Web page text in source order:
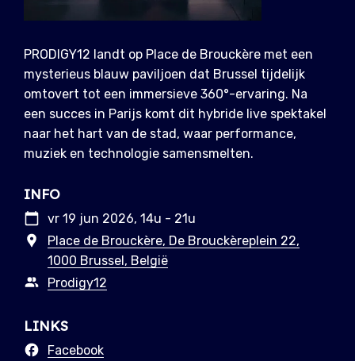
PRODIGY12 landt op Place de Brouckère met een
mysterieus blauw paviljoen dat Brussel tijdelijk
omtovert tot een immersieve 360°-ervaring. Na
een succes in Parijs komt dit hybride live spektakel
naar het hart van de stad, waar performance,
muziek en technologie samensmelten.
INFO
vr 19 jun 2026, 14u - 21u
Place de Brouckère, De Brouckèreplein 22,
1000 Brussel, België
Prodigy12
LINKS
Facebook